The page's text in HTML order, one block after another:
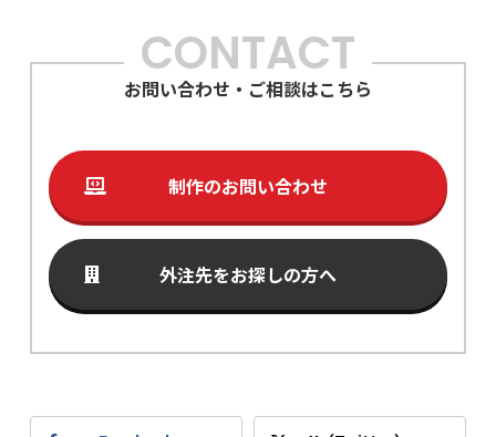
CONTACT
お問い合わせ・ご相談はこちら
制作のお問い合わせ
外注先をお探しの方へ